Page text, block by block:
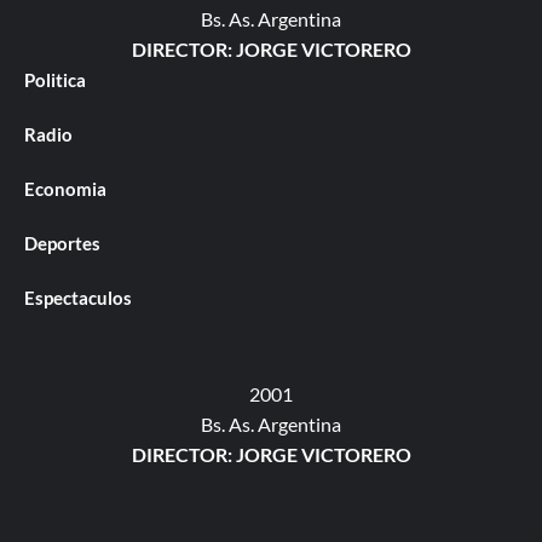
Bs. As. Argentina
DIRECTOR: JORGE VICTORERO
Politica
Radio
Economia
Deportes
Espectaculos
2001
Bs. As. Argentina
DIRECTOR: JORGE VICTORERO